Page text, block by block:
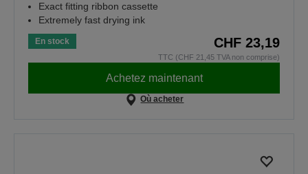
Exact fitting ribbon cassette
Extremely fast drying ink
En stock CHF 23,19
TTC (CHF 21,45 TVA non comprise)
Achetez maintenant
Où acheter